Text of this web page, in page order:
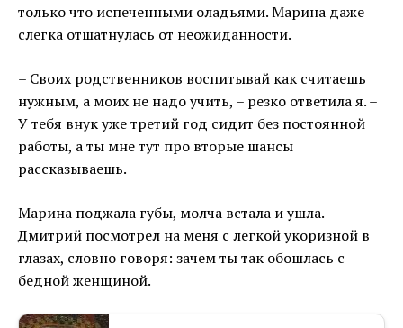
только что испеченными оладьями. Марина даже
слегка отшатнулась от неожиданности.
– Своих родственников воспитывай как считаешь
нужным, а моих не надо учить, – резко ответила я. –
У тебя внук уже третий год сидит без постоянной
работы, а ты мне тут про вторые шансы
рассказываешь.
Марина поджала губы, молча встала и ушла.
Дмитрий посмотрел на меня с легкой укоризной в
глазах, словно говоря: зачем ты так обошлась с
бедной женщиной.